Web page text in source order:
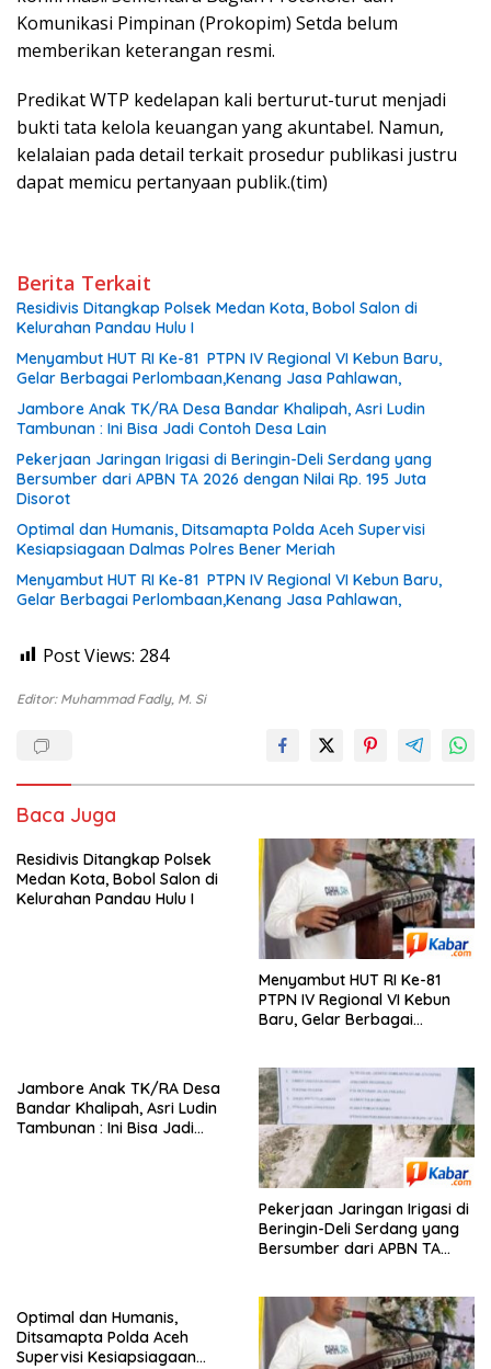
Komunikasi Pimpinan (Prokopim) Setda belum
memberikan keterangan resmi.
Predikat WTP kedelapan kali berturut-turut menjadi
bukti tata kelola keuangan yang akuntabel. Namun,
kelalaian pada detail terkait prosedur publikasi justru
dapat memicu pertanyaan publik.(tim)
Berita Terkait
Residivis Ditangkap Polsek Medan Kota, Bobol Salon di
Kelurahan Pandau Hulu I
Menyambut HUT RI Ke-81 PTPN IV Regional VI Kebun Baru,
Gelar Berbagai Perlombaan,Kenang Jasa Pahlawan,
Jambore Anak TK/RA Desa Bandar Khalipah, Asri Ludin
Tambunan : Ini Bisa Jadi Contoh Desa Lain
Pekerjaan Jaringan Irigasi di Beringin-Deli Serdang yang
Bersumber dari APBN TA 2026 dengan Nilai Rp. 195 Juta
Disorot
Optimal dan Humanis, Ditsamapta Polda Aceh Supervisi
Kesiapsiagaan Dalmas Polres Bener Meriah
Menyambut HUT RI Ke-81 PTPN IV Regional VI Kebun Baru,
Gelar Berbagai Perlombaan,Kenang Jasa Pahlawan,
Post Views: 284
Editor: Muhammad Fadly, M. Si
Baca Juga
Residivis Ditangkap Polsek
Medan Kota, Bobol Salon di
Kelurahan Pandau Hulu I
Menyambut HUT RI Ke-81
PTPN IV Regional VI Kebun
Baru, Gelar Berbagai
Jambore Anak TK/RA Desa
Bandar Khalipah, Asri Ludin
Tambunan : Ini Bisa Jadi
Pekerjaan Jaringan Irigasi di
Beringin-Deli Serdang yang
Bersumber dari APBN TA
Optimal dan Humanis,
Ditsamapta Polda Aceh
Supervisi Kesiapsiagaan